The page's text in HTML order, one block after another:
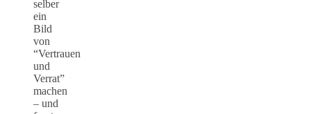
selber
ein
Bild
von
“Vertrauen
und
Verrat”
machen
– und